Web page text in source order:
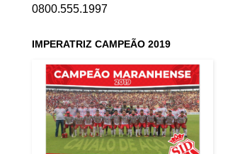
0800.555.1997
IMPERATRIZ CAMPEÃO 2019